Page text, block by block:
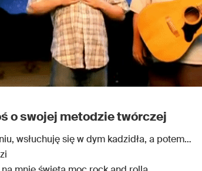
o swojej metodzie twórczej
wsłuchuję się w dym kadzidła, a potem…